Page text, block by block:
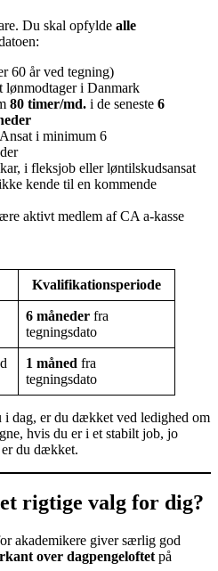
Du skal opfylde alle
60 år ved tegning)
lønmodtager i Danmark
80 timer/md. i de seneste 6
Ansat i minimum 6
i fleksjob eller løntilskudsansat
kende til en kommende
aktivt medlem af CA a-kasse
Kvalifikationsperiode
6 måneder fra
tegningsdato
1 måned fra
tegningsdato
i dag, er du dækket ved ledighed om
hvis du er i et stabilt job, jo
du dækket.
rigtige valg for dig?
akademikere giver særlig god
over dagpengeloftet på